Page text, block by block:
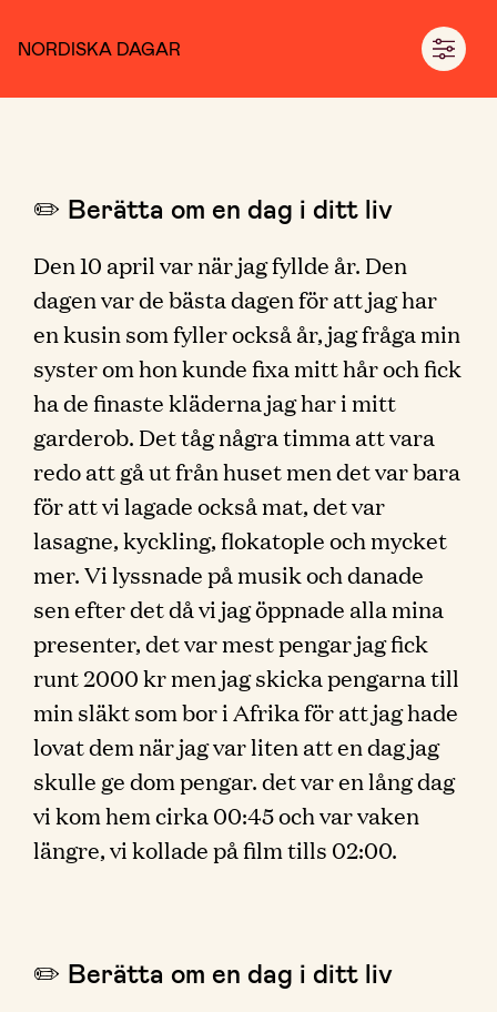
NORDISKA DAGAR
✏️ Berätta om en dag i ditt liv
Den 10 april var när jag fyllde år. Den
dagen var de bästa dagen för att jag har
en kusin som fyller också år, jag fråga min
syster om hon kunde fixa mitt hår och fick
ha de finaste kläderna jag har i mitt
garderob. Det tåg några timma att vara
redo att gå ut från huset men det var bara
för att vi lagade också mat, det var
lasagne, kyckling, flokatople och mycket
mer. Vi lyssnade på musik och danade
sen efter det då vi jag öppnade alla mina
presenter, det var mest pengar jag fick
runt 2000 kr men jag skicka pengarna till
min släkt som bor i Afrika för att jag hade
lovat dem när jag var liten att en dag jag
skulle ge dom pengar. det var en lång dag
vi kom hem cirka 00:45 och var vaken
längre, vi kollade på film tills 02:00.
✏️ Berätta om en dag i ditt liv